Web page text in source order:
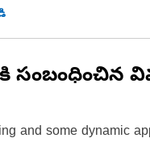
కి సంబంధించిన
and some dynamic